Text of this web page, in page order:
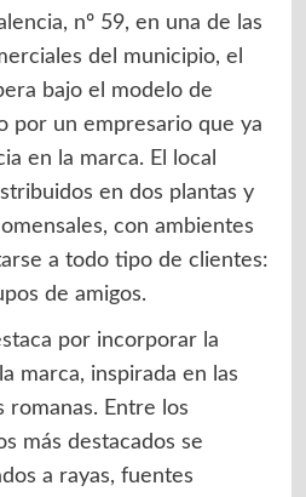
nº 59, en una de las
del municipio, el
bajo el modelo de
por un empresario que ya
en la marca. El local
en dos plantas y
con ambientes
a todo tipo de clientes:
de amigos.
por incorporar la
marca, inspirada en las
romanas. Entre los
más destacados se
a rayas, fuentes